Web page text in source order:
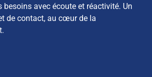
besoins avec écoute et réactivité. Un
de contact, au cœur de la